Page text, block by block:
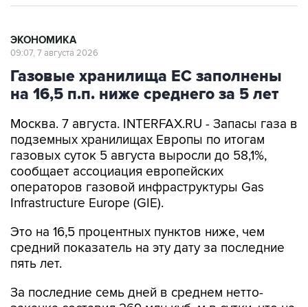
ЭКОНОМИКА
09:07, 7 августа 2026
Газовые хранилища ЕС заполнены
на 16,5 п.п. ниже среднего за 5 лет
Москва. 7 августа. INTERFAX.RU - Запасы газа в
подземных хранилищах Европы по итогам
газовых суток 5 августа выросли до 58,1%,
сообщает ассоциация европейских
операторов газовой инфраструктуры Gas
Infrastructure Europe (GIE).
Это на 16,5 процентных пунктов ниже, чем
средний показатель на эту дату за последние
пять лет.
За последние семь дней в среднем нетто-